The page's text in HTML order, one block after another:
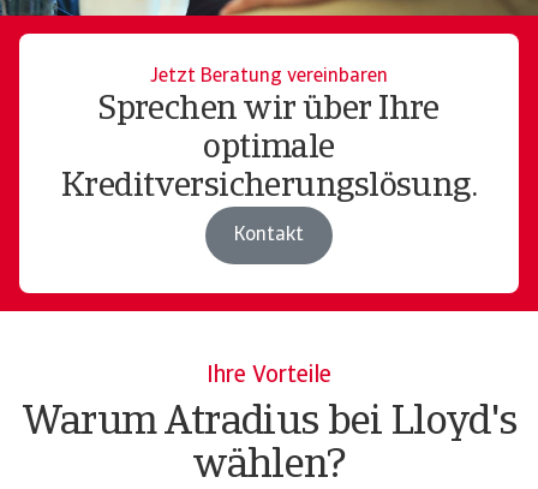
Jetzt Beratung vereinbaren
Sprechen wir über Ihre
optimale
Kreditversicherungslösung.
Kontakt
Ihre Vorteile
Warum Atradius bei Lloyd's
wählen?